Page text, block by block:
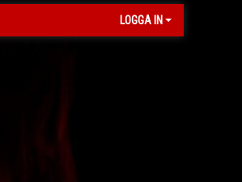
LOGGA IN